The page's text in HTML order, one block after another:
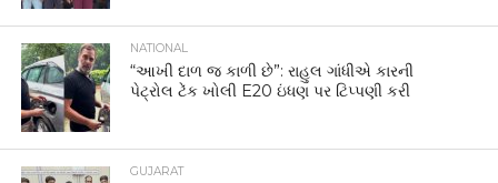
NATIONAL
“આખી દાળ જ કાળી છે”: રાહુલ ગાંધીએ કારની
પેટ્રોલ ટેંક ખોલી E20 ઇંધણ પર ટિપ્પણી કરી
GUJARAT